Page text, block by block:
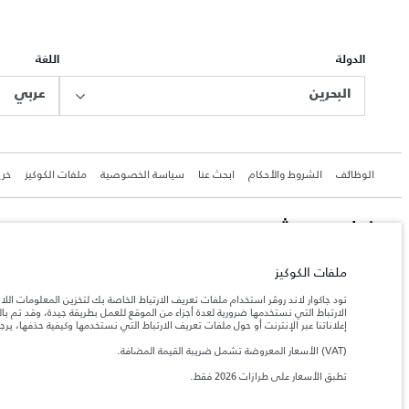
الدولة
البحرين
اللغة
عربي
الوظائف الشروط والأحكام ابحث عنا سياسة الخصوصية ملفات الكوكيز
البحرين, السيارات الأوروبية
تعكس الأوزان المذكورة مواصفات السيارة القياسية. سوف تؤثر الإكسسوارات وغيرها من العناصر
المعلومات والمواصفات والأسعار والألوان المذكورة على هذا الموقع قد تختلف من بلد إلى آخر،
ملاحظة مهمة حول الصور والمواصفات. إن النقص العالمي في أشباه الموصلات يؤثر حاليًا في
والخيارات والحلية ومجموعات الألوان. يرجى استشارة وكيلك الذي سيتمكّن من تأكيد أي تقييدات
ملفات الكوكيز
تود جاكوار لاند روڤر استخدام ملفات تعريف الارتباط الخاصة بك لتخزين المعلومات
الارتباط التي نستخدمها ضرورية لعدة أجزاء من الموقع للعمل بطريقة جيدة، وقد
إعلاناتنا عبر الإنترنت أو حول ملفات تعريف الارتباط التي نستخدمها وكيفية حذفها،
(VAT) الأسعار المعروضة تشمل ضريبة القيمة المضافة.
تطبق الأسعار على طرازات 2026 فقط.